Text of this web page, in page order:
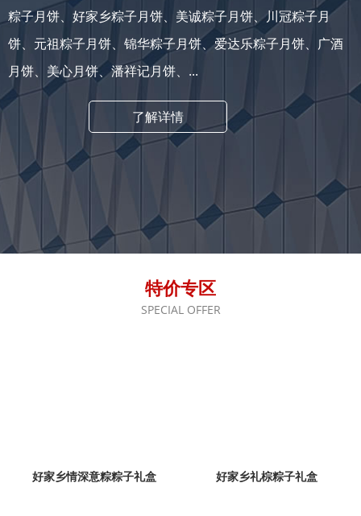
粽子月饼、好家乡粽子月饼、美诚粽子月饼、川冠粽子月
饼、元祖粽子月饼、锦华粽子月饼、爱达乐粽子月饼、广酒
月饼、美心月饼、潘祥记月饼、...
了解详情
特价专区
SPECIAL OFFER
好家乡情深意粽粽子礼盒 好家乡礼棕粽子礼盒